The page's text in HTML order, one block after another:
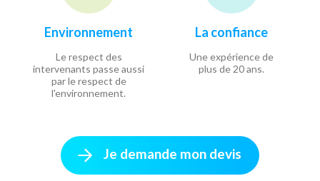
Environnement
Le respect des
intervenants passe aussi
par le respect de
l'environnement.
La confiance
Une expérience de
plus de 20 ans.
Je demande mon devis